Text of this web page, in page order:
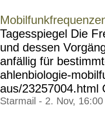
Tagesspiegel Die
und dessen
anfällig für
ahlenbiologie-
aus/23257004.html
Starmail - 2. Nov, 16:00